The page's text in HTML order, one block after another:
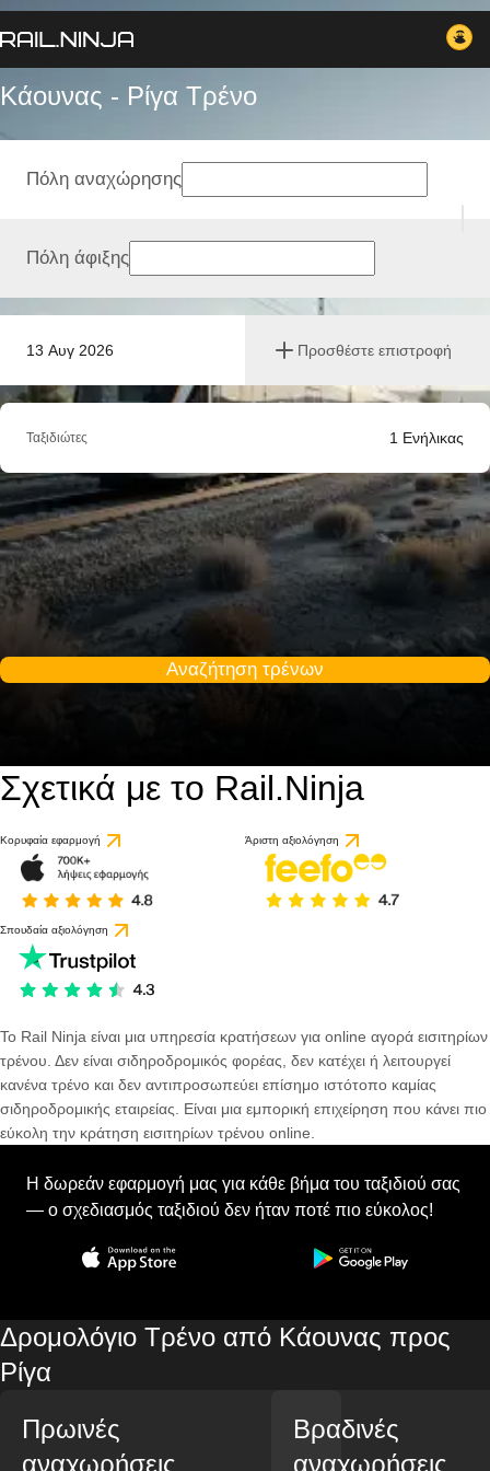
Κάουνας - Ρίγα Tρένο
13 Αυγ 2026 Προσθέστε επιστροφή
Πόλη αναχώρησης
Πόλη άφιξης
Ταξιδιώτες 1 Ενήλικας
Αναζήτηση τρένων
Σχετικά με το Rail.Ninja
Κορυφαία εφαρμογή Άριστη αξιολόγηση
Σπουδαία αξιολόγηση
Το Rail Ninja είναι μια υπηρεσία κρατήσεων για online αγορά εισιτηρίων
τρένου. Δεν είναι σιδηροδρομικός φορέας, δεν κατέχει ή λειτουργεί
κανένα τρένο και δεν αντιπροσωπεύει επίσημο ιστότοπο καμίας
σιδηροδρομικής εταιρείας. Είναι μια εμπορική επιχείρηση που κάνει πιο
εύκολη την κράτηση εισιτηρίων τρένου online.
Η δωρεάν εφαρμογή μας για κάθε βήμα του ταξιδιού σας
— ο σχεδιασμός ταξιδιού δεν ήταν ποτέ πιο εύκολος!
Δρομολόγιο Τρένο από Κάουνας προς
Ρίγα
Πρωινές
αναχωρήσεις
Βραδινές
αναχωρήσεις